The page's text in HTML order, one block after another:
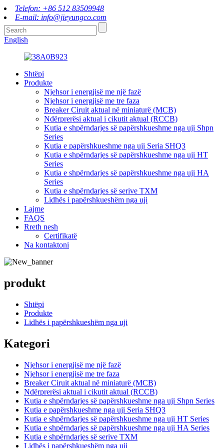
Telefon: +86 512 83509948
E-mail: info@jieyungco.com
English
Shtëpi
Produkte
Njehsor i energjisë me një fazë
Njehsor i energjisë me tre faza
Breaker Ciruit aktual në miniaturë (MCB)
Ndërprerësi aktual i cikutit aktual (RCCB)
Kutia e shpërndarjes së papërshkueshme nga uji Shpn
Series
Kutia e papërshkueshme nga uji Seria SHQ3
Kutia e shpërndarjes së papërshkueshme nga uji HT
Series
Kutia e shpërndarjes së papërshkueshme nga uji HA
Series
Kutia e shpërndarjes së serive TXM
Lidhës i papërshkueshëm nga uji
Lajme
FAQS
Rreth nesh
Certifikatë
Na kontaktoni
produkt
Shtëpi
Produkte
Lidhës i papërshkueshëm nga uji
Kategori
Njehsor i energjisë me një fazë
Njehsor i energjisë me tre faza
Breaker Ciruit aktual në miniaturë (MCB)
Ndërprerësi aktual i cikutit aktual (RCCB)
Kutia e shpërndarjes së papërshkueshme nga uji Shpn Series
Kutia e papërshkueshme nga uji Seria SHQ3
Kutia e shpërndarjes së papërshkueshme nga uji HT Series
Kutia e shpërndarjes së papërshkueshme nga uji HA Series
Kutia e shpërndarjes së serive TXM
Lidhës i papërshkueshëm nga uji